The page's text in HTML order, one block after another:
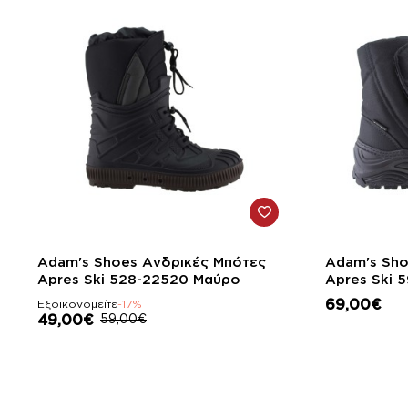
-17%
Adam's Shoes Ανδρικές Μπότες
Apres Ski 528-22520 Μαύρο
Εξοικονομείτε-17%
49,00€ 59,00€
Adam's
69,00€